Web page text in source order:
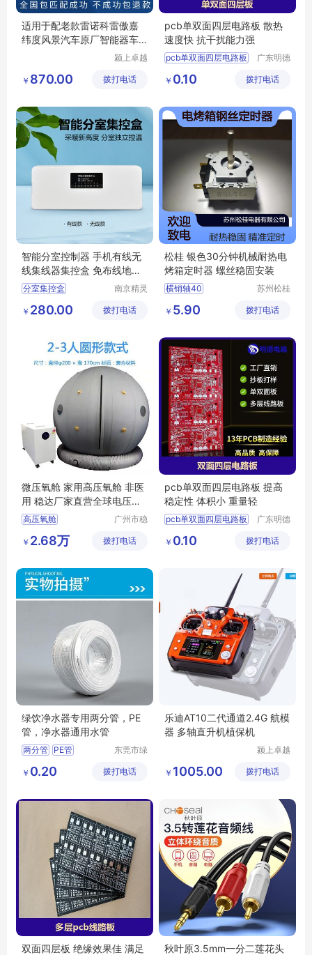
适用于配老款雷诺科雷傲嘉
纬度风景汽车原厂智能器车
颍上卓越
有限公司
￥ 870.00 拨打电话
pcb单双面四层电路板 散热
速度快 抗干扰能力强
pcb单双面四层电路板
单双面四层板
四层pcb线路板
广东明德
有限公司
￥ 0.10 拨打电话
智能分室控制器 手机有线无
线集线器集控盒 免布线地暖
温控器
分室集控盒
智能控制器 集线器
南京精灵
有限公司
￥ 280.00 拨打电话
松桂 银色30分钟机械耐热电
烤箱定时器 螺丝稳固安装
横销轴40
苏州松桂
公司
￥ 5.90 拨打电话
微压氧舱 家用高压氧舱 非医
用 稳达厂家直营全球电压通
用
高压氧舱
广州市稳
限公司
￥ 2.68万 拨打电话
pcb单双面四层电路板 提高
稳定性 体积小 重量轻
pcb单双面四层电路板
单双面四层板
广东明德
有限公司
￥ 0.10 拨打电话
绿饮净水器专用两分管，PE
管，净水器通用水管
两分管 PE管
东莞市绿
备有限公
￥ 0.20 拨打电话
乐迪AT10二代通道2.4G 航模
器 多轴直升机植保机
颍上卓越
有限公司
￥ 1005.00 拨打电话
双面四层板 绝缘效果佳 满足 秋叶原3.5mm一分二莲花头